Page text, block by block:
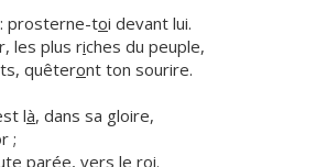
prosterne-toi devant lui.
les plus riches du peuple,
quêteront ton sourire.
là, dans sa gloire,
;
parée, vers le roi.